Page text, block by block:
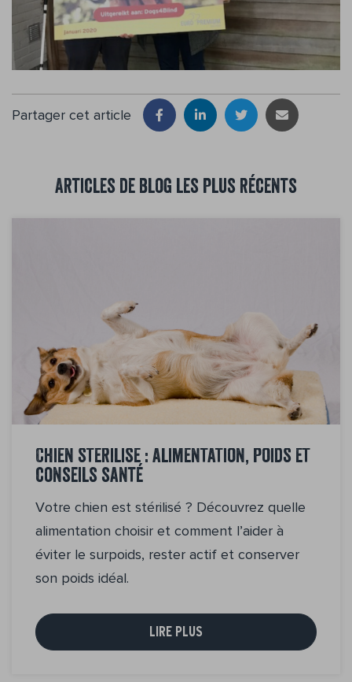
Partager cet article
Articles de blog les plus récents
Chien stérilisé : alimentation, poids et
conseils santé
Votre chien est stérilisé ? Découvrez quelle
alimentation choisir et comment l’aider à
éviter le surpoids, rester actif et conserver
son poids idéal.
LIRE PLUS